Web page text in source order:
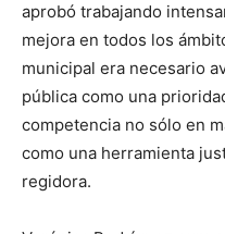
aprobó trabajando
mejora en todos los
municipal era necesario
pública como una
competencia no sólo en
como una herramienta
regidora.